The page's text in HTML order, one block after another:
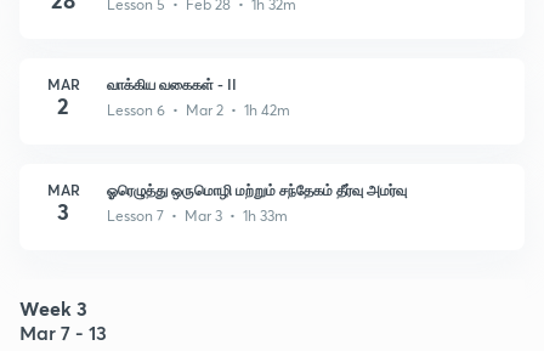
Lesson 5 • Feb 28 • 1h 32m
MAR
2
வாக்கிய வகைகள் - II
Lesson 6 • Mar 2 • 1h 42m
MAR
3
ஓரெழுத்து ஒருமொழி மற்றும் சந்தேகம் தீர்வு அமர்வு
Lesson 7 • Mar 3 • 1h 33m
Week 3
Mar 7 - 13